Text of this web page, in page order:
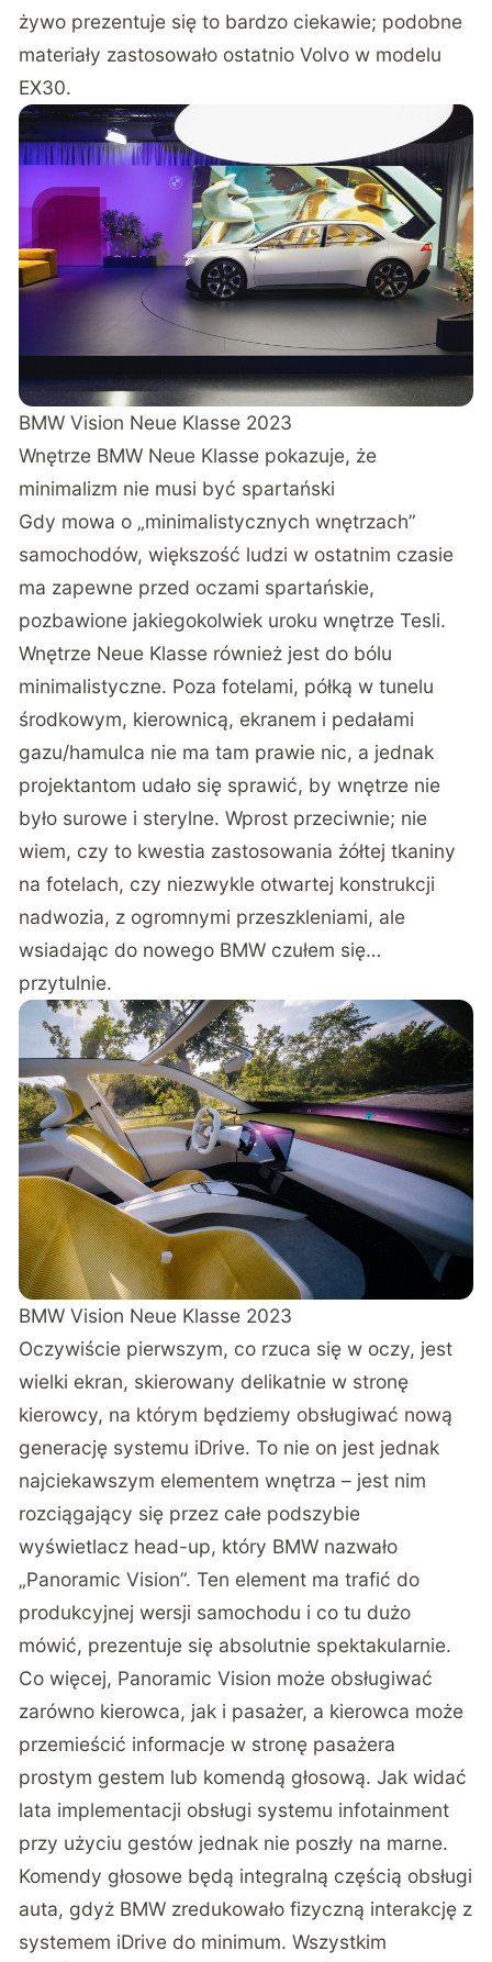
żywo prezentuje się to bardzo ciekawie; podobne
materiały zastosowało ostatnio Volvo w modelu
EX30.
BMW Vision Neue Klasse 2023
Wnętrze BMW Neue Klasse pokazuje, że
minimalizm nie musi być spartański
Gdy mowa o „minimalistycznych wnętrzach”
samochodów, większość ludzi w ostatnim czasie
ma zapewne przed oczami spartańskie,
pozbawione jakiegokolwiek uroku wnętrze Tesli.
Wnętrze Neue Klasse również jest do bólu
minimalistyczne. Poza fotelami, półką w tunelu
środkowym, kierownicą, ekranem i pedałami
gazu/hamulca nie ma tam prawie nic, a jednak
projektantom udało się sprawić, by wnętrze nie
było surowe i sterylne. Wprost przeciwnie; nie
wiem, czy to kwestia zastosowania żółtej tkaniny
na fotelach, czy niezwykle otwartej konstrukcji
nadwozia, z ogromnymi przeszkleniami, ale
wsiadając do nowego BMW czułem się…
przytulnie.
BMW Vision Neue Klasse 2023
Oczywiście pierwszym, co rzuca się w oczy, jest
wielki ekran, skierowany delikatnie w stronę
kierowcy, na którym będziemy obsługiwać nową
generację systemu iDrive. To nie on jest jednak
najciekawszym elementem wnętrza – jest nim
rozciągający się przez całe podszybie
wyświetlacz head-up, który BMW nazwało
„Panoramic Vision”. Ten element ma trafić do
produkcyjnej wersji samochodu i co tu dużo
mówić, prezentuje się absolutnie spektakularnie.
Co więcej, Panoramic Vision może obsługiwać
zarówno kierowca, jak i pasażer, a kierowca może
przemieścić informacje w stronę pasażera
prostym gestem lub komendą głosową. Jak widać
lata implementacji obsługi systemu infotainment
przy użyciu gestów jednak nie poszły na marne.
Komendy głosowe będą integralną częścią obsługi
auta, gdyż BMW zredukowało fizyczną interakcję z
systemem iDrive do minimum. Wszystkim